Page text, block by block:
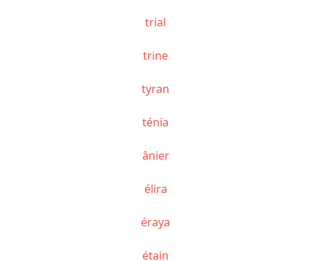
trial
trine
tyran
ténia
ânier
élira
éraya
étain